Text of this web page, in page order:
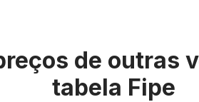
de outras
tabela Fipe